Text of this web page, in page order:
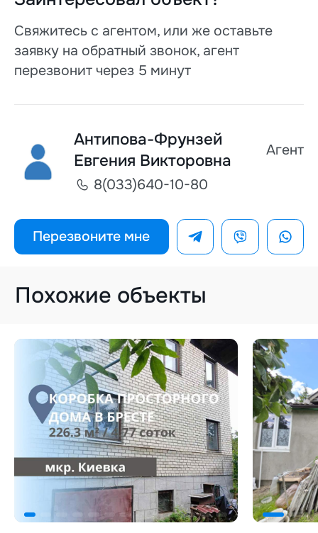
Свяжитесь с агентом, или же оставьте
заявку на обратный звонок, агент
перезвонит через 5 минут
Антипова-Фрунзей
Евгения Викторовна
Агент
8(033)640-10-80
Перезвоните мне
Похожие объекты